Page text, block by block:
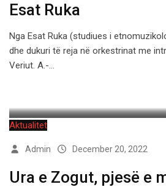
Esat Ruka
Nga Esat Ruka (studiues i
dhe dukuri të reja në orkestrinat me
Veriut. A.-…
Aktualitet
Admin December 20, 2022
Ura e Zogut, pjesë e